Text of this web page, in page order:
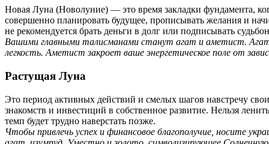
Новая Луна (Новолуние) — это время закладки фундамента,
совершенно планировать будущее, прописывать желания и
не рекомендуется брать деньги в долг или подписывать
Вашими главными талисманами станут агат и аметист.
легкость. Аметист закроет ваше энергетическое поле от
Растущая Луна
Это период активных действий и смелых шагов навстречу
знакомств и инвестиций в собственное развитие. Нельзя
темп будет трудно наверстать позже.
Чтобы привлечь успех и финансовое благополучие, носите